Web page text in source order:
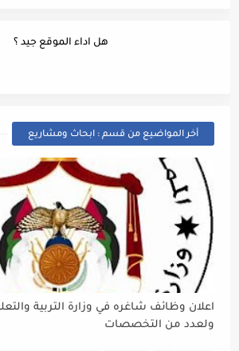
هل اداء الموقع جيد ؟
أخر المواضيع من قسم : ابحاث ومشاريع
اعلان وظائف شاغره في وزارة التربية
ولعدد من التخصصات